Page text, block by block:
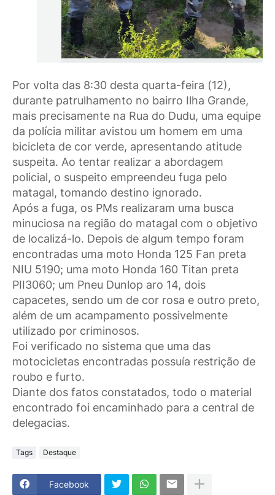
Por volta das 8:30 desta quarta-feira (12),
durante patrulhamento no bairro Ilha Grande,
mais precisamente na Rua do Dudu, uma equipe
da polícia militar avistou um homem em uma
bicicleta de cor verde, apresentando atitude
suspeita. Ao tentar realizar a abordagem
policial, o suspeito empreendeu fuga pelo
matagal, tomando destino ignorado.
Após a fuga, os PMs realizaram uma busca
minuciosa na região do matagal com o objetivo
de localizá-lo. Depois de algum tempo foram
encontradas uma moto Honda 125 Fan preta
NIU 5190; uma moto Honda 160 Titan preta
PII3060; um Pneu Dunlop aro 14, dois
capacetes, sendo um de cor rosa e outro preto,
além de um acampamento possivelmente
utilizado por criminosos.
Foi verificado no sistema que uma das
motocicletas encontradas possuía restrição de
roubo e furto.
Diante dos fatos constatados, todo o material
encontrado foi encaminhado para a central de
delegacias.
Tags Destaque
Facebook